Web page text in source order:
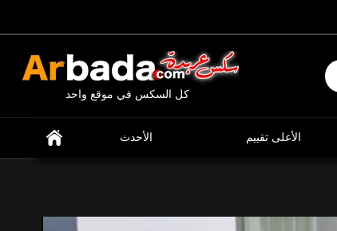
كل السكس في موقع واحد
إبحث عن ما تشتهي
الأحدث الأعلى تقييم